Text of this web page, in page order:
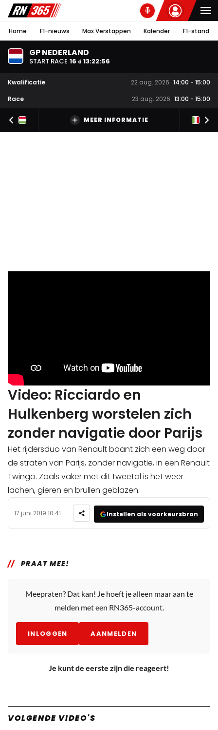
Home F1-nieuws Max Verstappen Kalender F1-stand
GP NEDERLAND
START RACE 16 d 13:22:55
Kwalificatie 22 aug. 2026 14:00 - 15:00
Race
23 aug. 2026 13:00 - 15:00
MEER INFORMATIE
Video: Ricciardo en
Hulkenberg worstelen zich
zonder navigatie door Parijs
Het rijdersduo van Renault baant zich een weg door
de straten van Parijs, zonder navigatie, in een Renault
Twingo. Zoals vaker met dit tweetal is het weer
lachen, gieren en brullen geblazen.
17 juni 2019 10:41 Instellen als voorkeursbron
PRAAT MEE!
Meepraten? Dat kan! Je hoeft je alleen maar aan te
melden met een RN365-account.
INLOGGEN AANMELDEN
Je kunt de eerste zijn die reageert!
VOLGENDE VIDEO'S